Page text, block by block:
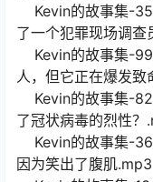
Kevin的故事集-
了一个犯罪现场调查
Kevin的故事集-
人，但它正在爆发致
Kevin的故事集-
了冠状病毒的烈性？
Kevin的故事集-
因为笑出了腹肌.mp3